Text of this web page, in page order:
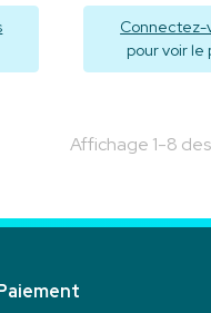
Connectez-
pour voir le
Affichage 1-8